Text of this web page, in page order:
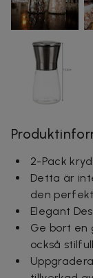
2-Pack
Detta är
den
Elegant
Ge bort en
också